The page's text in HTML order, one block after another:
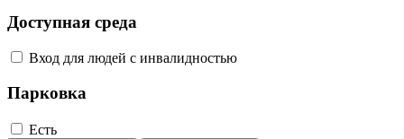
Доступная среда
Вход для людей с инвалидностью
Парковка
Есть